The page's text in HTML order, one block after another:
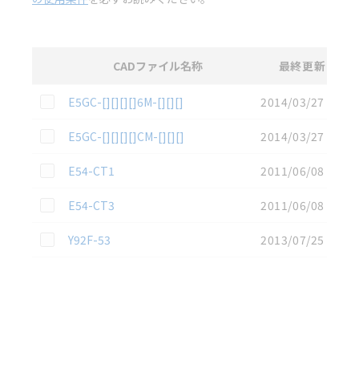
CADファイル名称 最終更新
この資料を選択
E5GC-[][][][]6M-[][][]
2014/03/27
この資料を選択
E5GC-[][][][]CM-[][][]
2014/03/27
この資料を選択
E54-CT1
2011/06/08
この資料を選択
E54-CT3
2011/06/08
この資料を選択
Y92F-53 2013/07/25